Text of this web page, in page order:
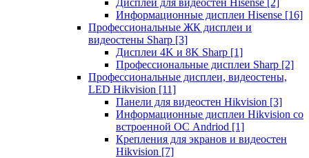
Дисплеи для видеостен Hisense [2]
Информационные дисплеи Hisense [16]
Профессиональные ЖК дисплеи и
видеостены Sharp [3]
Дисплеи 4K и 8K Sharp [1]
Профессиональные дисплеи Sharp [2]
Профессиональные дисплеи, видеостены,
LED Hikvision [11]
Панели для видеостен Hikvision [3]
Информационные дисплеи Hikvision со
встроенной ОС Andriod [1]
Крепления для экранов и видеостен
Hikvision [7]